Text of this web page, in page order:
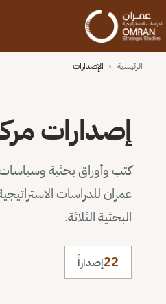
الرئيسية › الإصدارات
إصدارات
كتب وأوراق بحثية
عمران للدراسات
البحثية الثلاثة.
22إصداراً